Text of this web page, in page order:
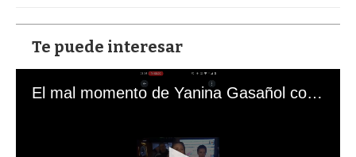
Te puede interesar
El mal momento de Yanina Gasañol con un hincha argentino en "Subrayado"